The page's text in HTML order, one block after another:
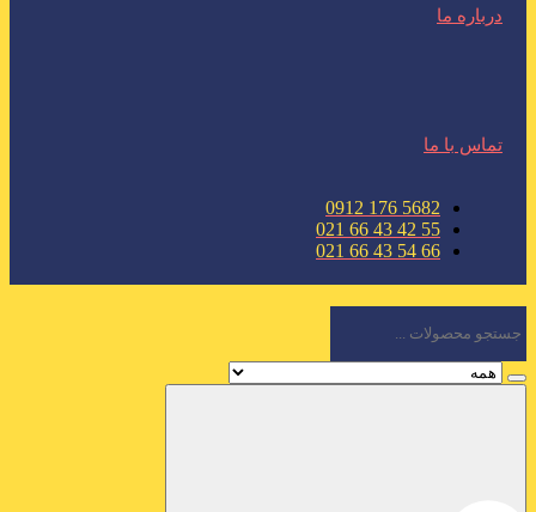
درباره ما
تماس با ما
5682 176 0912
55 42 43 66 021
66 54 43 66 021